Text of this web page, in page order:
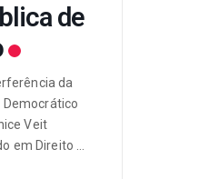
de
da
Democrático
Veit
em Direito –